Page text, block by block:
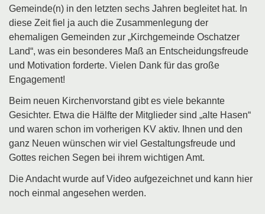
Gemeinde(n) in den letzten sechs Jahren begleitet hat. In
diese Zeit fiel ja auch die Zusammenlegung der
ehemaligen Gemeinden zur „Kirchgemeinde Oschatzer
Land“, was ein besonderes Maß an Entscheidungsfreude
und Motivation forderte. Vielen Dank für das große
Engagement!
Beim neuen Kirchenvorstand gibt es viele bekannte
Gesichter. Etwa die Hälfte der Mitglieder sind „alte Hasen“
und waren schon im vorherigen KV aktiv. Ihnen und den
ganz Neuen wünschen wir viel Gestaltungsfreude und
Gottes reichen Segen bei ihrem wichtigen Amt.
Die Andacht wurde auf Video aufgezeichnet und kann hier
noch einmal angesehen werden.